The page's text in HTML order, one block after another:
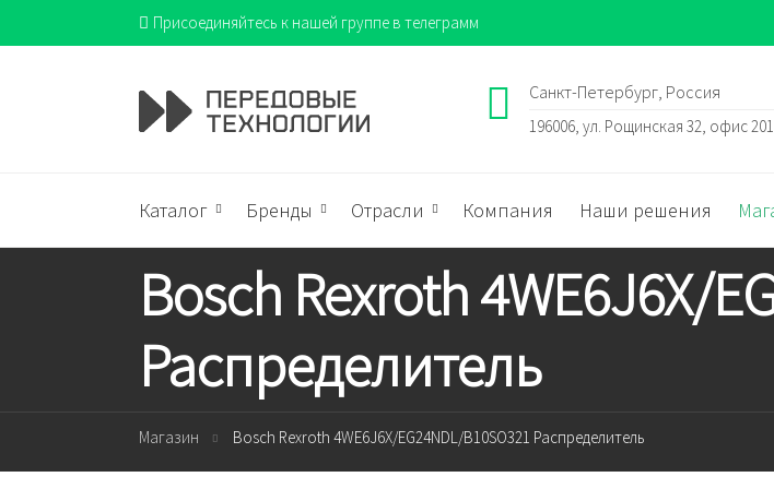
Присоединяйтесь к нашей группе в телеграмм
Санкт-Петербург, Россия
196006, ул. Рощинская 32, офис
Каталог Бренды Отрасли Компания Наши решения
Bosch Rexroth 4WE6J6X/
Распределитель
Магазин Bosch Rexroth 4WE6J6X/EG24NDL/B10SO321 Распределитель